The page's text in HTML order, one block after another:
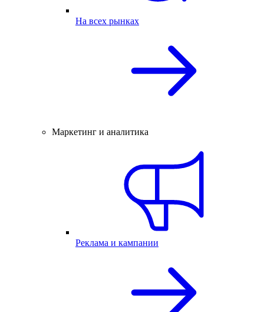
На всех рынках
Маркетинг и аналитика
Реклама и кампании